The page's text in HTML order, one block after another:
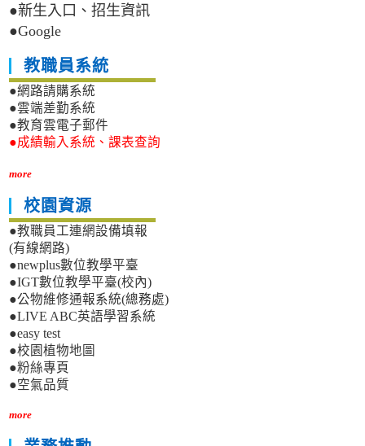
●新生入口、招生資訊
●Google
教職員系統
●網路請購系統
●雲端差勤系統
●教育雲電子郵件
●成績輸入系統、課表查詢
more
校園資源
●教職員工連網設備填報
(有線網路)
●newplus數位教學平臺
●IGT數位教學平臺(校內)
●公物維修通報系統(總務處)
●LIVE ABC英語學習系統
●easy test
●校園植物地圖
●粉絲專頁
●空氣品質
more